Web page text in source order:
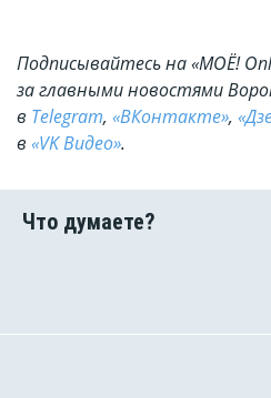
Подписывайтесь на «МОЁ!
за главными новостями
в Telegram, «ВКонтакте»,
в «VK Видео».